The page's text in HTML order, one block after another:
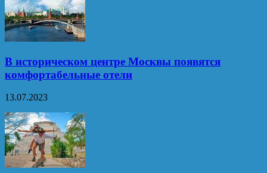
В историческом центре Москвы появятся
комфортабельные отели
13.07.2023